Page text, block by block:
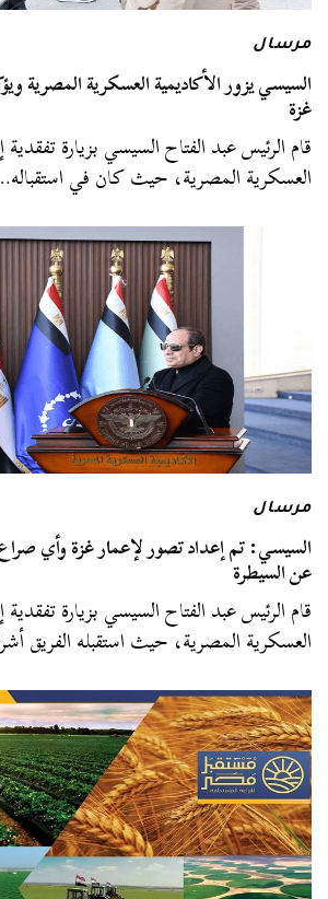
مرسال
السيسي يزور الأكاديمية العسكرية المصرية
غزة
قام الرئيس عبد الفتاح السيسي بزيارة تفقدية
العسكرية المصرية، حيث كان في
مرسال
السيسي: تم إعداد تصور لإعمار غزة وأي
عن السيطرة
قام الرئيس عبد الفتاح السيسي بزيارة تفقدية
العسكرية المصرية، حيث استقبله الفريق